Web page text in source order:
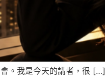
。我是今天的講者，很 […]